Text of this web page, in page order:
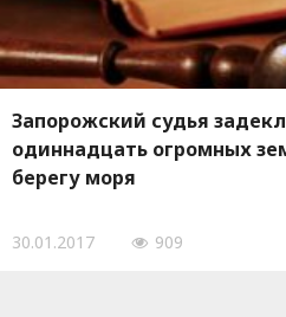
Запорожский судья
одиннадцать огромных
берегу моря
30.01.2017 909